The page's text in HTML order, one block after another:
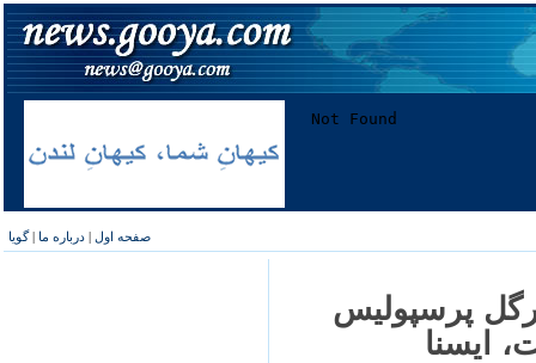
صفحه اول | درباره ما |گویا
پرسپوليس
ايسنا